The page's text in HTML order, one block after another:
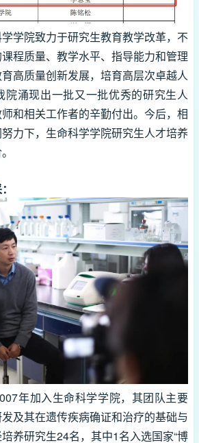
学院致力于研究生教育教学改革，不
程质量、教学水平、指导能力和管理
高质量创新发展，培育高层次卓越人
院涌现出一批又一批优秀的研究生人
和相关工作者的辛勤付出。今后，相
力下，生命科学学院研究生人才培养
年加入生命科学学院，其团队主要
及其在遗传疾病确证和治疗的基础与
养研究生24名，其中1名入选国家“博